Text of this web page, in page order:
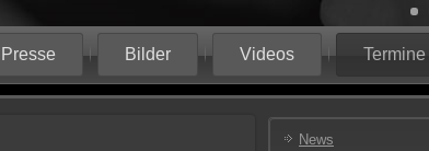
Presse Bilder Videos Termine
News
Jahr
Monat
JahrMonat